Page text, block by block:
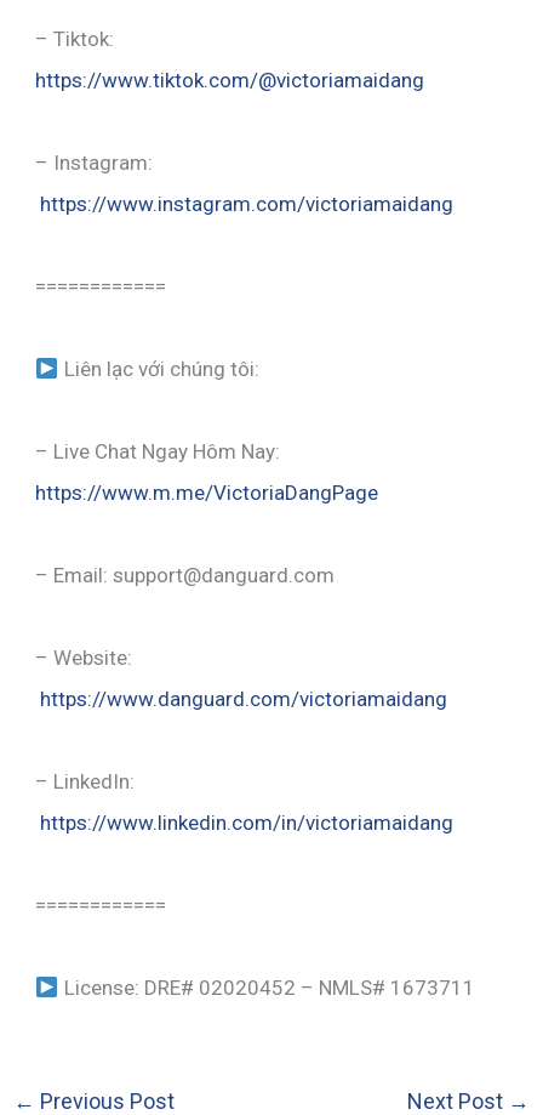
– Tiktok:
https://www.tiktok.com/@victoriamaidang
– Instagram:
https://www.instagram.com/victoriamaidang
============
Liên lạc với chúng tôi:
– Live Chat Ngay Hôm Nay:
https://www.m.me/VictoriaDangPage
– Email: support@danguard.com
– Website:
https://www.danguard.com/victoriamaidang
– LinkedIn:
https://www.linkedin.com/in/victoriamaidang
============
License: DRE# 02020452 – NMLS# 1673711
← Previous Post Next Post →